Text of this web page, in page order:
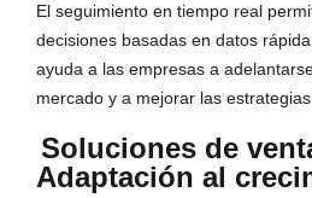
El seguimiento en tiempo real
decisiones basadas en datos
ayuda a las empresas a
mercado y a mejorar las
Soluciones de
Adaptación al